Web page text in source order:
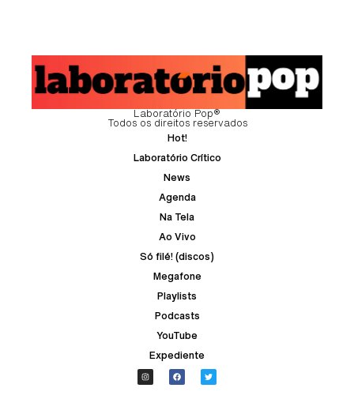
Laboratório Pop®
Todos os direitos reservados
Hot!
Laboratório Crítico
News
Agenda
Na Tela
Ao Vivo
Só filé! (discos)
Megafone
Playlists
Podcasts
YouTube
Expediente